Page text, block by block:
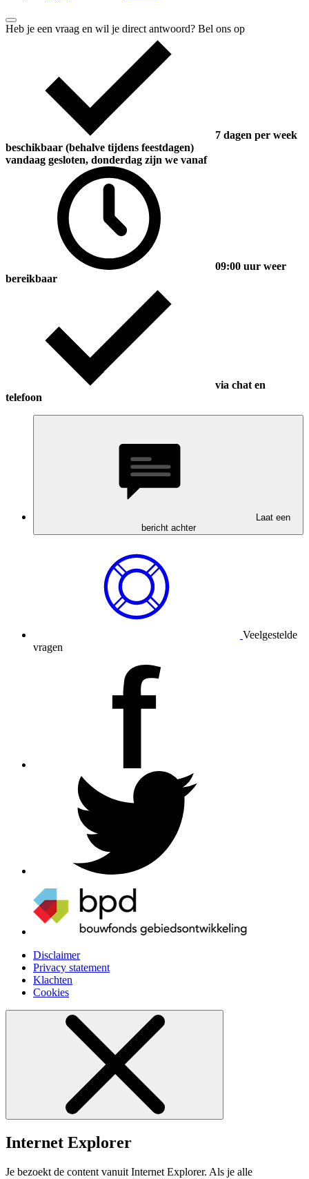
Heb je een vraag en wil je direct antwoord? Bel ons op
7 dagen per week
beschikbaar (behalve tijdens feestdagen)
vandaag gesloten, donderdag zijn we vanaf
09:00 uur weer
bereikbaar
via chat en
telefoon
Laat een
bericht achter
Veelgestelde
vragen
Disclaimer
Privacy statement
Klachten
Cookies
Internet Explorer
Je bezoekt de content vanuit Internet Explorer. Als je alle